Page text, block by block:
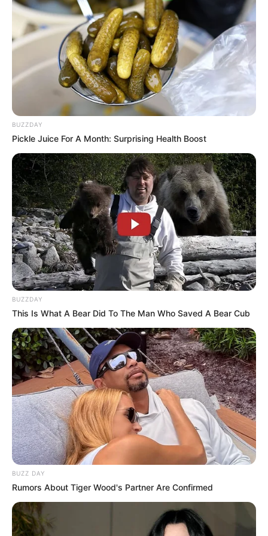
La Dépêche : 14 – 10 – 5 – 9 – 8 – 6 – 11 – 4
Le Matin de Lausanne : 14 – 8 – 10 – 9 – 11 – 6 – 5 – 4
Le Parisien : 14 – 8 – 6 – 10 – 5 – 11 – 9 – 7
Le Rep. Lorrain : 9 – 6 – 8 – 10 – 11 – 14 – 4 – 5
Les 7 du W.E. : 10 – 5 – 8 – 14 – 7 – 6 – 11 – 9
Midi-Libre : 8 – 14 – 9 – 11 – 6 – 4 – 10 – 5
Ouest France : 10 – 8 – 6 – 14 – 9 – 11 – 4 – 5
Quotidien de la Réunion : 9 – 14 – 8 – 6 – 10 – 11 – 4 – 5
RMC : 9 – 14 – 8 – 6 – 10 – 11 – 4 – 5
Tiercé-Magazine : 10 – 5 – 8 – 11 – 14 – 9 – 4 – 6
Tropiques-FM : 14 – 10 – 5 – 9 – 8 – 6 – 11 – 4
Turfomania : 6 – 14 – 4 – 8 – 2 – 9 – 10 – 11
ZEturf.fr : 8 – 6 – 10 – 5 – 4 – 14 – 11
Découvrez encore plus dePronos de la presse avec le Turf
complet du jour
PMU les 5 Minutes Pronos du Week-End et du GNT
2023
Le PMU vous propose un podcast intitulé « 5 Minutes
Pronos », animé par le journaliste Loïc Saraud d’Equidia, il
celle du Tiercé Quarté Quinté de Samedi et Dimanche. Ce
qui sera peut-être le meilleur pronostic gagnant de ce
week-end en or. Avec en plus des infos sur le Grand
National du Trot 2023.
BUZZDAY
Pickle Juice For A Month: Surprising Health Boost
BUZZDAY
This Is What A Bear Did To The Man Who Saved A Bear Cub
BUZZ DAY
Rumors About Tiger Wood's Partner Are Confirmed